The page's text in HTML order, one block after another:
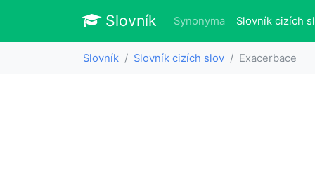
Slovník Slovník
Synonyma Slovník cizích
Slovník Slovník cizích slov Exacerbace